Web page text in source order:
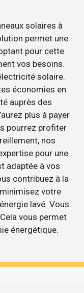
solaires à
permet une
pour cette
vos besoins.
solaire.
économies en
auprès des
plus à payer
pourrez profiter
nos
pour une
adaptée à vos
contribuez à la
votre
lavé. Vous
vous permet
énergétique.